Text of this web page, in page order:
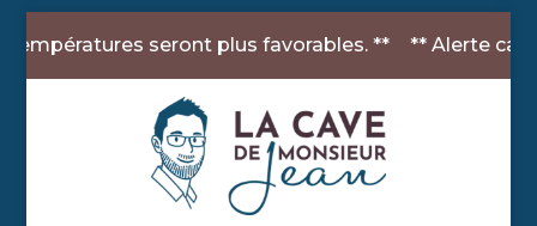
seront plus favorables. ** ** Alerte canicule :